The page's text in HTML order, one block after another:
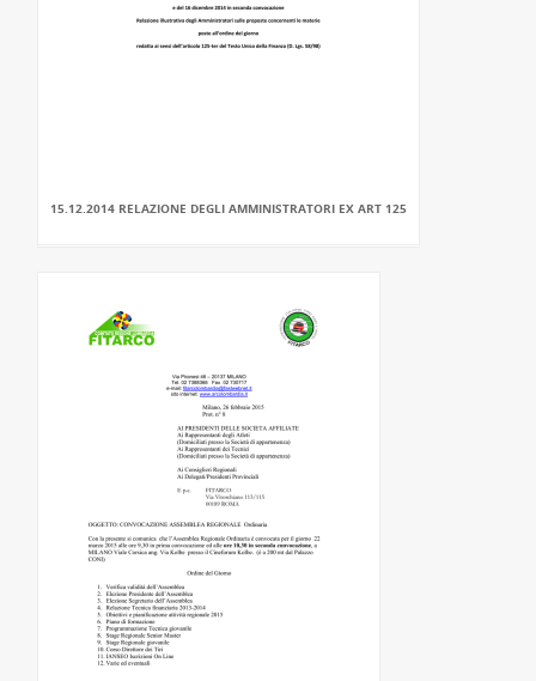
15.12.2014 RELAZIONE DEGLI AMMINISTRATORI EX ART 125